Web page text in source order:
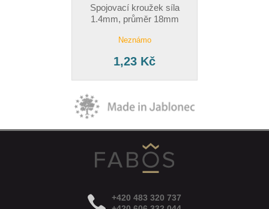
Spojovací kroužek síla
1.4mm, průměr 18mm
Neznámo
1,23 Kč
+420 483 320 737